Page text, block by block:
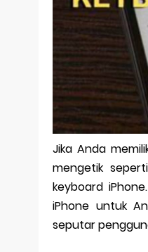
Jika Anda
mengetik
keyboard
iPhone untuk
seputar